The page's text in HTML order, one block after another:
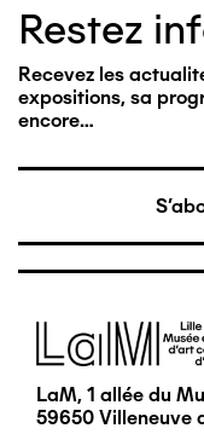
Restez
Recevez les
expositions, sa
encore…
Image
LaM, 1 allée du
59650 Villeneuve